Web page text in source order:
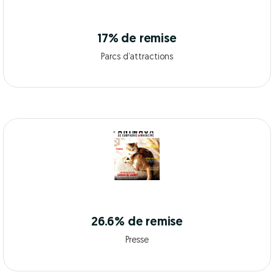
17% de remise
Parcs d’attractions
26.6% de remise
Presse